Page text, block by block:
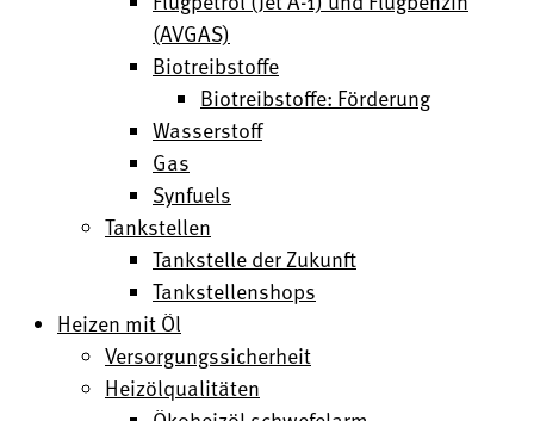
(AVGAS)
Biotreibstoffe
Biotreibstoffe: Förderung
Wasserstoff
Gas
Synfuels
Tankstellen
Tankstelle der Zukunft
Tankstellenshops
Heizen mit Öl
Versorgungssicherheit
Heizölqualitäten